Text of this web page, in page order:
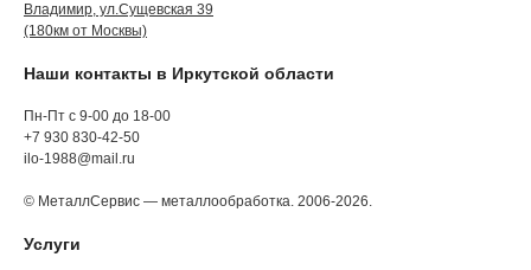
Владимир, ул.Сущевская 39
(180км от Москвы)
Наши контакты в Иркутской области
Пн-Пт с 9-00 до 18-00
+7 930 830-42-50
ilo-1988@mail.ru
© МеталлСервис — металлообработка. 2006-2026.
Услуги